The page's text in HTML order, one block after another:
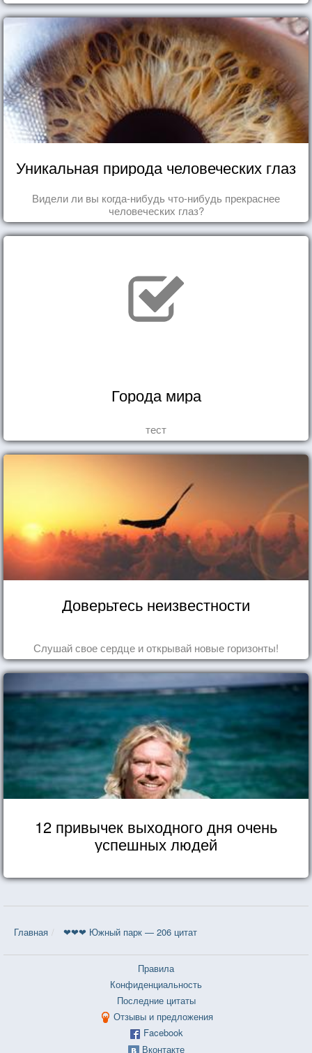
Уникальная природа человеческих глаз
Видели ли вы когда-нибудь что-нибудь прекраснее
человеческих глаз?
Города мира
тест
Доверьтесь неизвестности
Слушай свое сердце и открывай новые горизонты!
12 привычек выходного дня очень
успешных людей
Главная ❤❤❤ Южный парк — 206 цитат
Правила
Конфиденциальность
Последние цитаты
Отзывы и предложения
Facebook
Вконтакте